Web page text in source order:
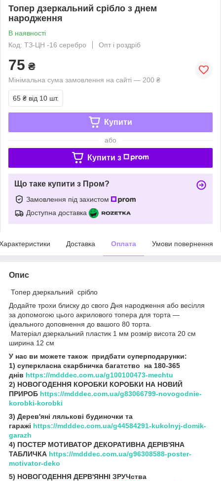
Топер дзеркальний срібло з днем
народження
В наявності
Код: ТЗ-ЦН -16 серебро
Опт і роздріб
75 ₴
Мінімальна сума замовлення на сайті — 200 ₴
65 ₴ від 10 шт.
Купити
або
Купити з
Що таке купити з Пром?
Замовлення під захистом
Доступна доставка
Доставка Оплата Умови повернення
Опис
Топер дзеркальний срібло
Додайте трохи блиску до свого Дня народження або весілля
за допомогою цього акрилового топера для торта —
ідеального доповнення до вашого 80 торта.
Матеріал дзеркальний пластик 1 мм розмір висота 20 см
ширина 12 см
У нас ви можете також придбати суперподарунки:
1) суперкласна скарбничка багатство на 180-365
днів https://mdddec.com.ua/g100100473-mechtu
2) НОВОГОДЕННЯ КОРОБКИ КОРОБКИ НА НОВИЙ
ПРИРОБ https://mdddec.com.ua/g83066799-novogodnie-
korobki-korobki
3) Дерев'яні лялькові будиночки та
гаражі https://mdddec.com.ua/g44584291-kukolnyj-domik-
garazh
4) ПОСТЕР МОТИВАТОР ДЕКОРАТИВНА ДЕРІВ'ЯНА
ТАБЛИЧКА https://mdddec.com.ua/g96308588-poster-
motivator-deko
5) НОВОГОДЕННЯ ДЕРВ'ЯННІ ЗРУЧства